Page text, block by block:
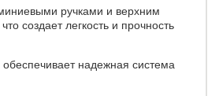
ручками и верхним
создает легкость и прочность
надежная система